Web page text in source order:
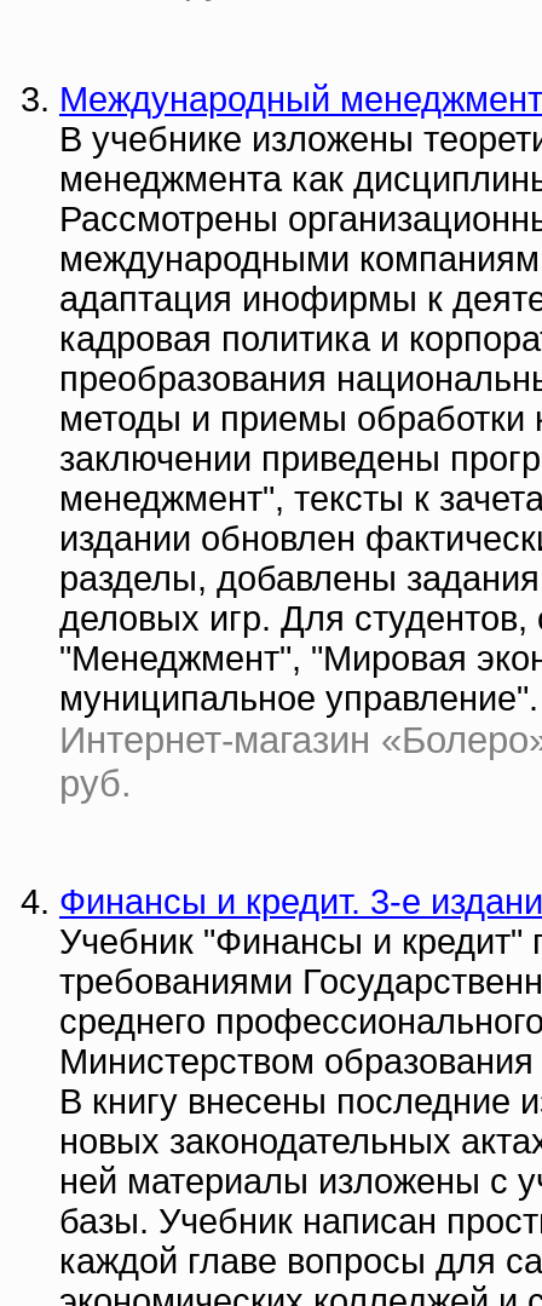
Международный
В учебнике изложены
менеджмента как
Рассмотрены
международными
адаптация инофирмы к
кадровая политика и
преобразования
методы и приемы
заключении приведены
менеджмент", тексты к
издании обновлен
разделы, добавлены
деловых игр. Для
"Менеджмент", "Мировая
муниципальное управление".
Интернет-магазин
руб.
Финансы и кредит. 3-е
Учебник "Финансы и кредит"
требованиями
среднего
Министерством
В книгу внесены последние
новых законодательных
ней материалы изложены с
базы. Учебник написан
каждой главе вопросы для